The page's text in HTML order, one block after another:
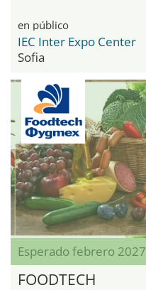
en público
IEC Inter Expo Center
Sofia
Esperado febrero 2027
FOODTECH